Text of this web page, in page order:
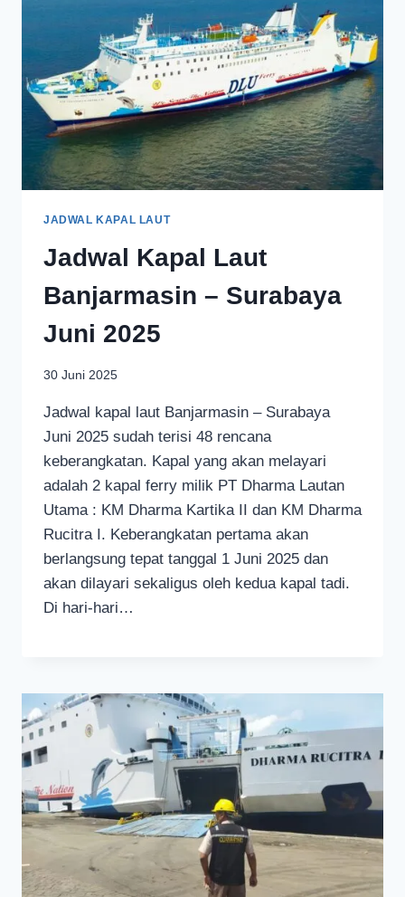
JADWAL KAPAL LAUT
Jadwal Kapal Laut
Banjarmasin – Surabaya
Juni 2025
30 Juni 2025
Jadwal kapal laut Banjarmasin – Surabaya
Juni 2025 sudah terisi 48 rencana
keberangkatan. Kapal yang akan melayari
adalah 2 kapal ferry milik PT Dharma Lautan
Utama : KM Dharma Kartika II dan KM Dharma
Rucitra I. Keberangkatan pertama akan
berlangsung tepat tanggal 1 Juni 2025 dan
akan dilayari sekaligus oleh kedua kapal tadi.
Di hari-hari…